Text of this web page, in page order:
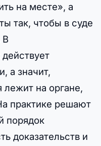
на месте», а
так, чтобы в суде
В
а значит,
лежит на органе,
практике решают
порядок
доказательств и